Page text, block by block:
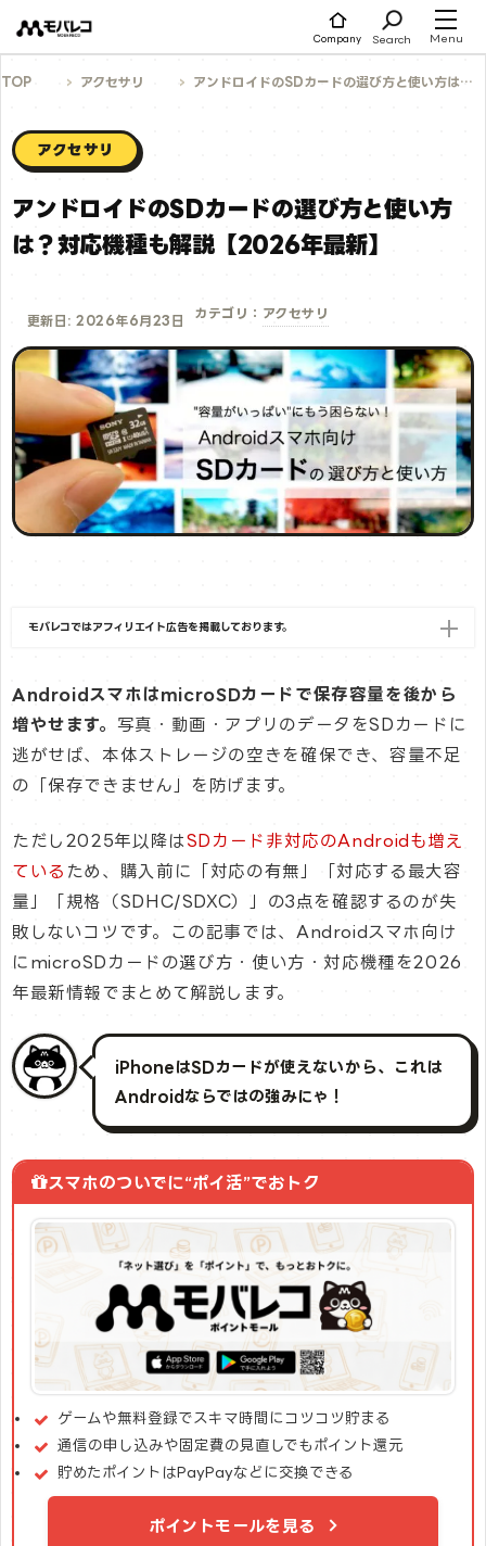
ツ
ス
Company Search Menu
TOP アクセサリ アンドロイドのSDカードの選び方と使い方は？対応機種も解説【2026年最新】
アクセサリ
アンドロイドのSDカードの選び方と使い方
は？対応機種も解説【2026年最新】
更新日: 2026年6月23日
カテゴリ： アクセサリ
モバレコではアフィリエイト広告を掲載しております。
AndroidスマホはmicroSDカードで保存容量を後から
増やせます。 写真・動画・アプリのデータをSDカードに
逃がせば、本体ストレージの空きを確保でき、容量不足
の「保存できません」を防げます。
ただし2025年以降はSDカード非対応のAndroidも増え
ている ため、購入前に「対応の有無」「対応する最大容
量」「規格（SDHC/SDXC）」の3点を確認するのが失
敗しないコツです。この記事では、Androidスマホ向け
にmicroSDカードの選び方・使い方・対応機種を2026
年最新情報でまとめて解説します。
iPhoneはSDカードが使えないから、これは
Androidならではの強みにゃ！
スマホのついでに“ポイ活”でおトク
ゲームや無料登録でスキマ時間にコツコツ貯まる
通信の申し込みや固定費の見直しでもポイント還元
貯めたポイントはPayPayなどに交換できる
ポイントモールを見る